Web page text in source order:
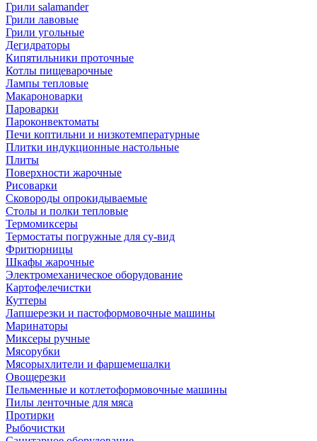
Грили salamander
Грили лавовые
Грили угольные
Дегидраторы
Кипятильники проточные
Котлы пищеварочные
Лампы тепловые
Макароноварки
Пароварки
Пароконвектоматы
Печи коптильни и низкотемпературные
Плитки индукционные настольные
Плиты
Поверхности жарочные
Рисоварки
Сковороды опрокидываемые
Столы и полки тепловые
Термомиксеры
Термостаты погружные для су-вид
Фритюрницы
Шкафы жарочные
Электромеханическое оборудование
Картофелечистки
Куттеры
Лапшерезки и пастоформовочные машины
Маринаторы
Миксеры ручные
Мясорубки
Мясорыхлители и фаршемешалки
Овощерезки
Пельменные и котлетоформовочные машины
Пилы ленточные для мяса
Протирки
Рыбочистки